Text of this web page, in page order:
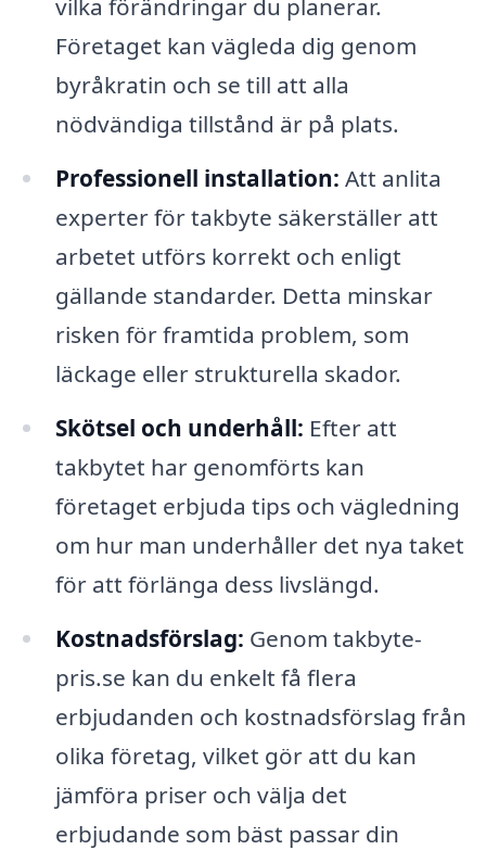
vilka förändringar du planerar.
Företaget kan vägleda dig genom
byråkratin och se till att alla
nödvändiga tillstånd är på plats.
Professionell installation: Att anlita
experter för takbyte säkerställer att
arbetet utförs korrekt och enligt
gällande standarder. Detta minskar
risken för framtida problem, som
läckage eller strukturella skador.
Skötsel och underhåll: Efter att
takbytet har genomförts kan
företaget erbjuda tips och vägledning
om hur man underhåller det nya taket
för att förlänga dess livslängd.
Kostnadsförslag: Genom takbyte-
pris.se kan du enkelt få flera
erbjudanden och kostnadsförslag från
olika företag, vilket gör att du kan
jämföra priser och välja det
erbjudande som bäst passar din